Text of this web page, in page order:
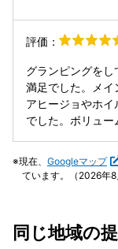
評価：
グランピングを
満足でした。メイ
アヒージョやホ
でした。ボリュー
て下さるので、
り安比グランド
やライトも完備で
現在、 Googleマップ
ています。（2026年8
同じ地域の